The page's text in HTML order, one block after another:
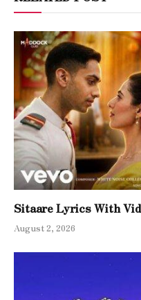
Sitaare Lyrics With
August 2, 2026